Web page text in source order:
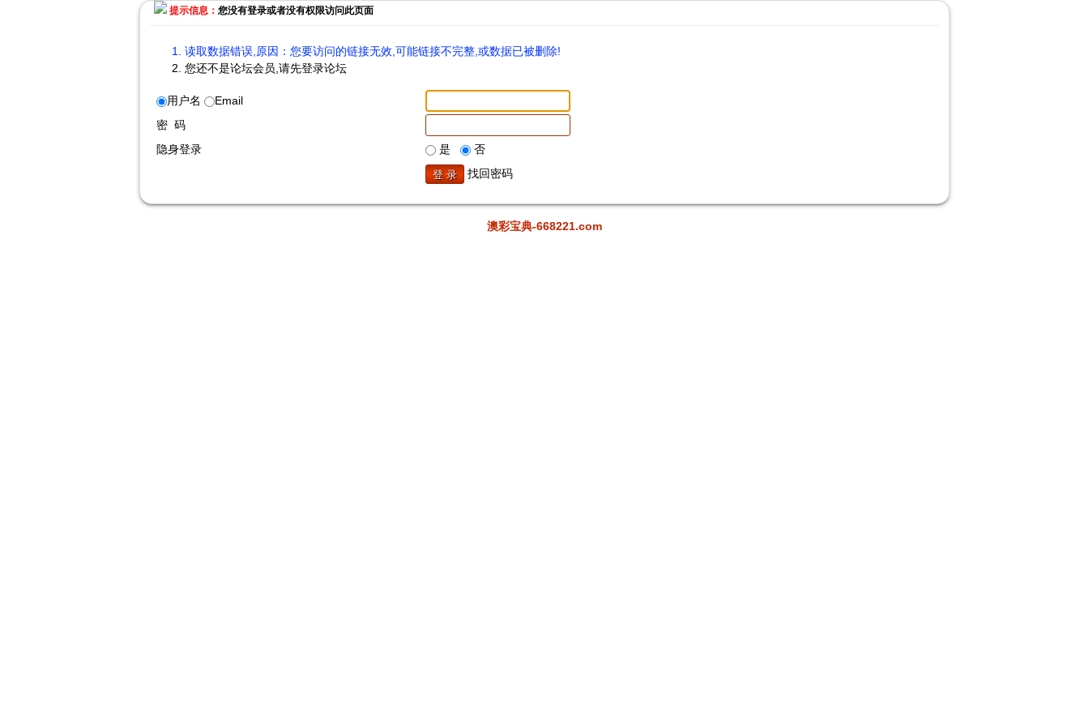
提示信息： 您没有登录或者没有权限访问此页面
读取数据错误,原因：您要访问的链接无效,可能链接不完整,或数据已被删除!
您还不是论坛会员,请先登录论坛
用户名
Email
密 码
隐身登录
是
否
找回密码
澳彩宝典-668221.com